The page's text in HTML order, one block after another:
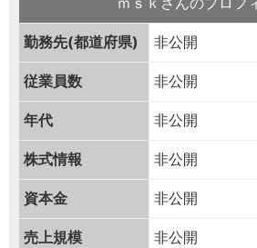
勤務先(都道府県) 非公開
従業員数 非公開
年代 非公開
株式情報 非公開
資本金 非公開
売上規模 非公開